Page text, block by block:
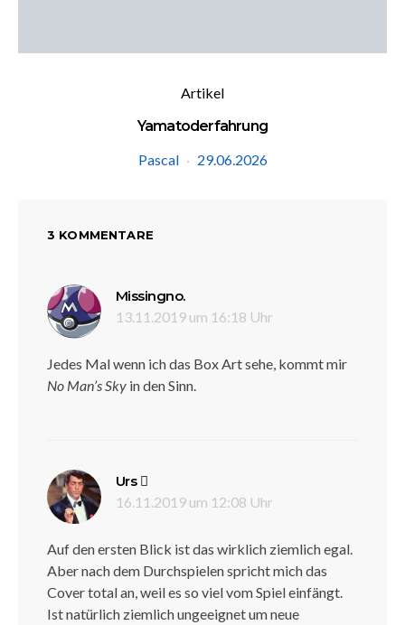
Artikel
Yamatoderfahrung
Pascal
29.06.2026
3 KOMMENTARE
Missingno.
13.11.2019 um 16:18 Uhr
Jedes Mal wenn ich das Box Art sehe, kommt mir
No Man’s Sky in den Sinn.
Urs
16.11.2019 um 12:08 Uhr
Auf den ersten Blick ist das wirklich ziemlich egal.
Aber nach dem Durchspielen spricht mich das
Cover total an, weil es so viel vom Spiel einfängt.
Ist natürlich ziemlich ungeeignet um neue